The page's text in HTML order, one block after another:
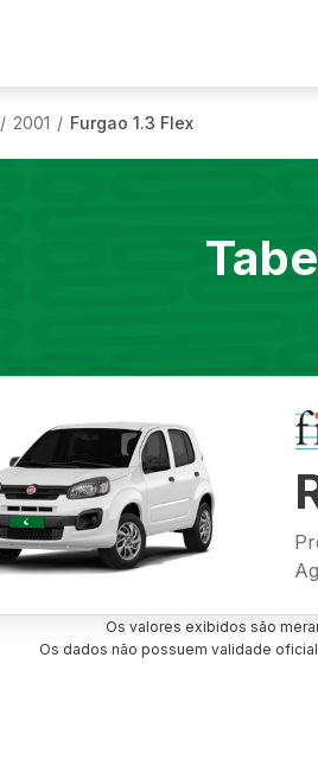
/ 2001 / Furgao 1.3 Flex
Os valores exibidos são
Os dados não possuem validade